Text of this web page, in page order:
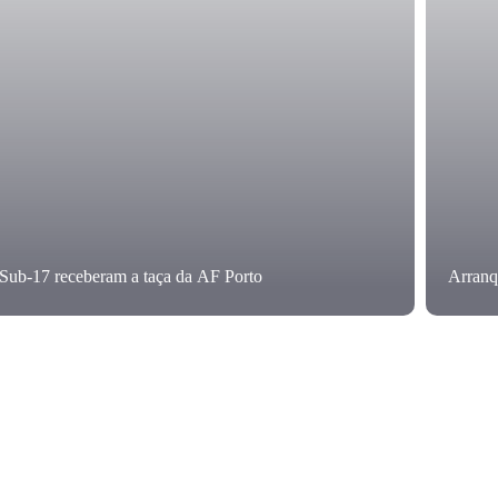
Sub-17 receberam a taça da AF Porto